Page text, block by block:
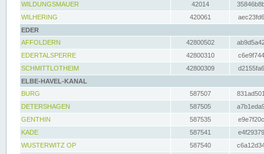
WILDUNGSMAUER
42014
WILHERING
420061
EDER
AFFOLDERN
42800502
EDERTALSPERRE
42800310
SCHMITTLOTHEIM
42800309
ELBE-HAVEL-KANAL
BURG
587507
DETERSHAGEN
587505
GENTHIN
587535
KADE
587541
WUSTERWITZ OP
587540